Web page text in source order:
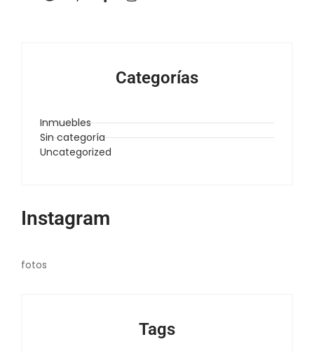
Categorías
Inmuebles
Sin categoría
Uncategorized
Instagram
fotos
Tags